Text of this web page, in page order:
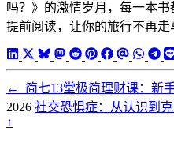
吗？》的激情岁月，每一本书
提前阅读，让你的旅行不再走
← 简七13堂极简理财课：新
2026 社交恐惧症：从认识到
↑